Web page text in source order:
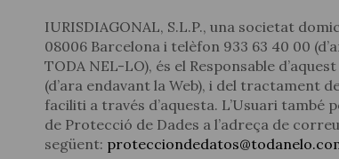
IURISDIAGONAL, S.L.P., una societat
08006 Barcelona i telèfon 933 63 40 00
TODA NEL-LO), és el Responsable
(d’ara endavant la Web), i del tractament
faciliti a través d’aquesta. L’Usuari també
de Protecció de Dades a l’adreça de
següent: